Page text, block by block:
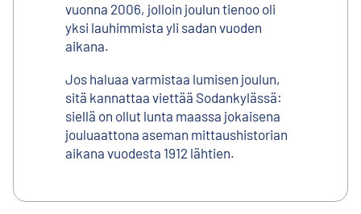
vuonna 2006, jolloin joulun tienoo oli
yksi lauhimmista yli sadan vuoden
aikana.
Jos haluaa varmistaa lumisen joulun,
sitä kannattaa viettää Sodankylässä:
siellä on ollut lunta maassa jokaisena
jouluaattona aseman mittaushistorian
aikana vuodesta 1912 lähtien.